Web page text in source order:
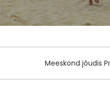
Meeskond jõudis